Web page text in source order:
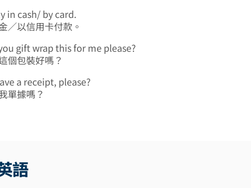
in cash/ by card.
／以信用卡付款。
gift wrap this for me please?
個包裝好嗎？
a receipt, please?
單據嗎？
語